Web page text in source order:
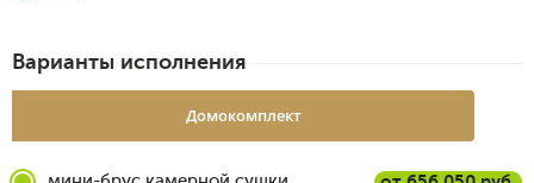
Варианты исполнения
Домокомплект